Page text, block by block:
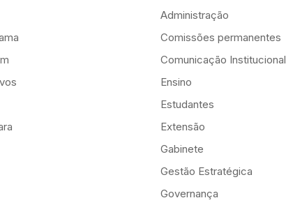
Administração
Comissões permanentes
Comunicação Institucional
Ensino
Estudantes
Extensão
Gabinete
Gestão Estratégica
Governança